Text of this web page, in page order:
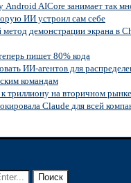
Android AICore занимает так
ИИ устроил сам себе
демонстрации экрана в
пишет 80% кода
ИИ-агентов для
командам
триллиону на вторичном
Claude для всей
Поиск